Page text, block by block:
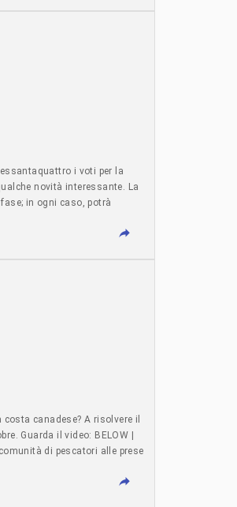
i voti per la
novità interessante. La
in ogni caso, potrà
luglio 2026 - articolo di S*
canadese? A risolvere il
Guarda il video: BELOW |
di pescatori alle prese
articolo di Angela Bernardoni